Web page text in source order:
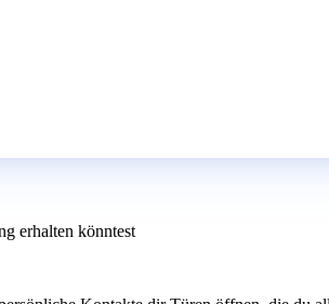
erhalten könntest